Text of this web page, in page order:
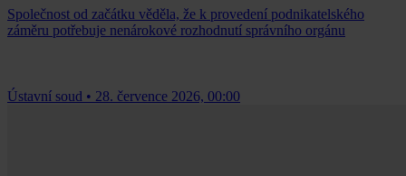
Společnost od začátku věděla, že k provedení podnikatelského
záměru potřebuje nenárokové rozhodnutí správního orgánu
Ústavní soud • 28. července 2026, 00:00